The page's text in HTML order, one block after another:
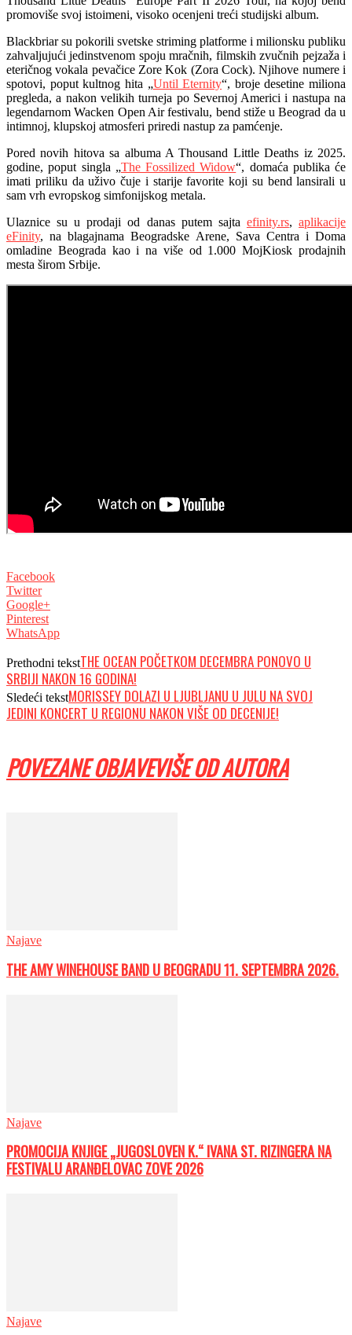
promoviše svoj istoimeni, visoko ocenjeni treći studijski album.
Blackbriar su pokorili svetske striming platforme i milionsku publiku
zahvaljujući jedinstvenom spoju mračnih, filmskih zvučnih pejzaža i
eteričnog vokala pevačice Zore Kok (Zora Cock). Njihove numere i
spotovi, poput kultnog hita „Until Eternity“, broje desetine miliona
pregleda, a nakon velikih turneja po Severnoj Americi i nastupa na
legendarnom Wacken Open Air festivalu, bend stiže u Beograd da u
intimnoj, klupskoj atmosferi priredi nastup za pamćenje.
Pored novih hitova sa albuma A Thousand Little Deaths iz 2025.
godine, poput singla „The Fossilized Widow“, domaća publika će
imati priliku da uživo čuje i starije favorite koji su bend lansirali u
sam vrh evropskog simfonijskog metala.
Ulaznice su u prodaji od danas putem sajta efinity.rs,aplikacije
eFinity, na blagajnama Beogradske Arene, Sava Centra i Doma
omladine Beograda kao i na više od 1.000 MojKiosk prodajnih
mesta širom Srbije.
Facebook
Twitter
Google+
Pinterest
WhatsApp
Prethodni tekstTHE OCEAN POČETKOM DECEMBRA PONOVO U
SRBIJI NAKON 16 GODINA!
Sledeći tekstMORISSEY DOLAZI U LJUBLJANU U JULU NA SVOJ
JEDINI KONCERT U REGIONU NAKON VIŠE OD DECENIJE!
POVEZANE OBJAVEVIŠE OD AUTORA
Najave
THE AMY WINEHOUSE BAND U BEOGRADU 11. SEPTEMBRA 2026.
Najave
PROMOCIJA KNJIGE „JUGOSLOVEN K.“ IVANA ST. RIZINGERA NA
FESTIVALU ARANĐELOVAC ZOVE 2026
Najave